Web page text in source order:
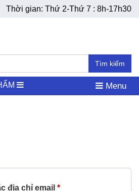
Thời gian: Thứ 2-Thứ 7 : 8h-17h30
Tìm kiếm
Menu
địa chỉ email *Bắt buộc